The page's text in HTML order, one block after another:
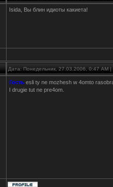
Isida, Вы блин идиоты какиета!
Дата: Понедельник, 27.03.2006, 0:47 AM
Гость esli ty ne mozhesh w 4omto
I drugie tut ne pre4om.